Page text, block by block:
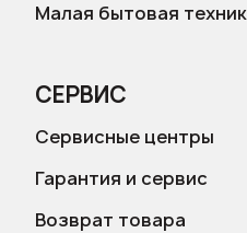
Малая бытовая
СЕРВИС
Сервисные центры
Гарантия и сервис
Возврат товара